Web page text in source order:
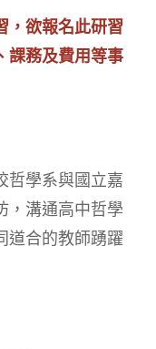
，欲報名此研習
課務及費用等事
哲學系與國立嘉
，溝通高中哲學
道合的教師踴躍